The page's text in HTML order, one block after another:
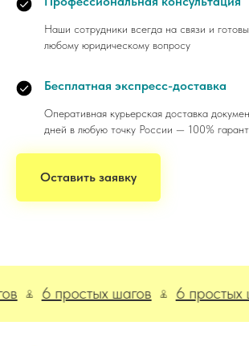
Наши сотрудники всегда на связи и
любому юридическому вопросу
Бесплатная экспресс-доставка
Оперативная курьерская доставка
дней в любую точку России — 100%
Оставить заявку
6 простых шагов 6 простых шагов